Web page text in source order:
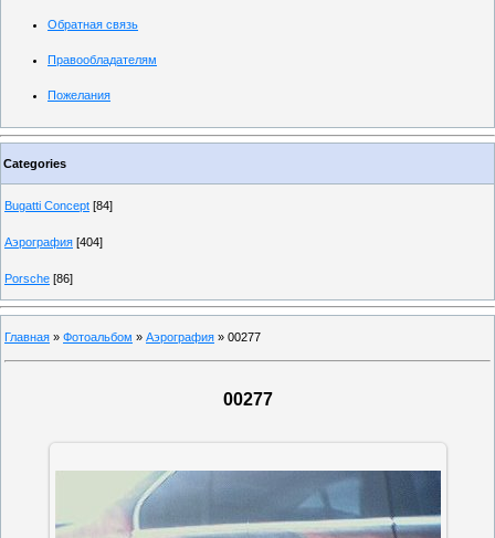
Обратная связь
Правообладателям
Пожелания
Categories
Bugatti Concept [84]
Аэрография [404]
Porsche [86]
Главная » Фотоальбом » Аэрография » 00277
00277